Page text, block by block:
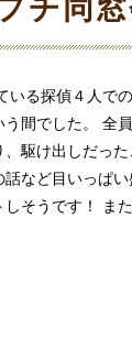
チ同
いる探偵４人で
間でした。 全
駆け出しだった
など目いっぱ
そうです！ ま